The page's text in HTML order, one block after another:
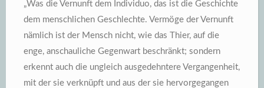
„Was die Vernunft dem Individuo, das ist die Geschichte
dem menschlichen Geschlechte. Vermöge der Vernunft
nämlich ist der Mensch nicht, wie das Thier, auf die
enge, anschauliche Gegenwart beschränkt; sondern
erkennt auch die ungleich ausgedehntere Vergangenheit,
mit der sie verknüpft und aus der sie hervorgegangen